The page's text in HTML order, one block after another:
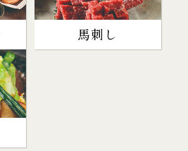
馬刺し